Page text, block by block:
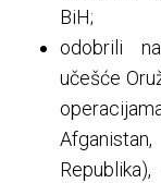
BiH;
odobrili
učešće